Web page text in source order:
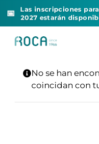
📅
Las inscripciones
2027 estarán
No se han
coincidan con